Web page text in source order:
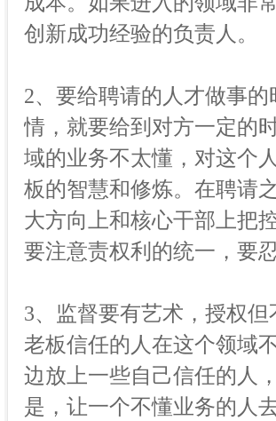
创新成功经验的负责人。
2、要给聘请的人才做事
情，就要给到对方一定的
域的业务不太懂，对这个
板的智慧和修炼。在聘请
大方向上和核心干部上把
要注意责权利的统一，要
3、监督要有艺术，授权
老板信任的人在这个领域
边放上一些自己信任的人
是，让一个不懂业务的人